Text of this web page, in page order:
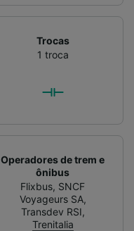
Trocas
1 troca
Operadores de trem e
ônibus
Flixbus, SNCF
Voyageurs SA,
Transdev RSI,
Trenitalia